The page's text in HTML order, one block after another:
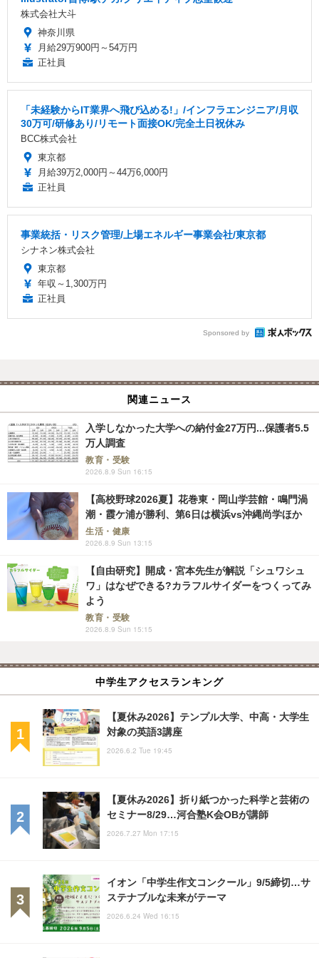
株式会社大斗
神奈川県
月給29万900円～54万円
正社員
「未経験からIT業界へ飛び込める!」/インフラエンジニア/月収
30万可/研修あり/リモート面接OK/完全土日祝休み
BCC株式会社
東京都
月給39万2,000円～44万6,000円
正社員
事業統括・リスク管理/上場エネルギー事業会社/東京都
シナネン株式会社
東京都
年収～1,300万円
正社員
Sponsored by
関連ニュース
入学しなかった大学への納付金27万円...保護者5.5
万人調査
教育・受験
2026.8.9 Sun 16:15
【高校野球2026夏】花巻東・岡山学芸館・鳴門渦
潮・霞ケ浦が勝利、第6日は横浜vs沖縄尚学ほか
生活・健康
2026.8.9 Sun 13:15
【自由研究】開成・宮本先生が解説「シュワシュ
ワ」はなぜできる?カラフルサイダーをつくってみ
よう
教育・受験
2026.8.9 Sun 15:15
中学生アクセスランキング
【夏休み2026】テンプル大学、中高・大学生
対象の英語3講座
2026.6.2 Tue 19:45
【夏休み2026】折り紙つかった科学と芸術の
セミナー8/29…河合塾K会OBが講師
2026.7.27 Mon 17:15
イオン「中学生作文コンクール」9/5締切…サ
ステナブルな未来がテーマ
2026.6.24 Wed 16:15